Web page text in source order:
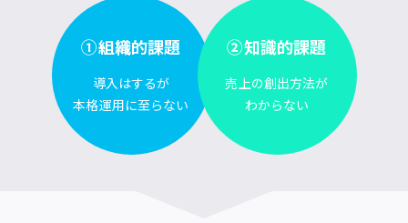
①組織的課題
導入はするが
本格運用に至らない
②知識的課題
売上の創出方法が
わからない